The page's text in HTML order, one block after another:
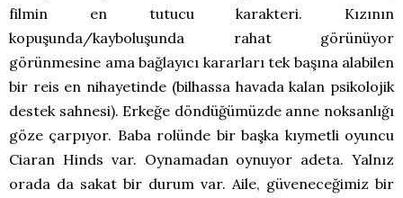
filmin en tutucu karakteri. Kızının
kopuşunda/kayboluşunda rahat görünüyor
görünmesine ama bağlayıcı kararları tek başına alabilen
bir reis en nihayetinde (bilhassa havada kalan psikolojik
destek sahnesi). Erkeğe döndüğümüzde anne noksanlığı
göze çarpıyor. Baba rolünde bir başka kıymetli oyuncu
Ciaran Hinds var. Oynamadan oynuyor adeta. Yalnız
orada da sakat bir durum var. Aile, güveneceğimiz bir